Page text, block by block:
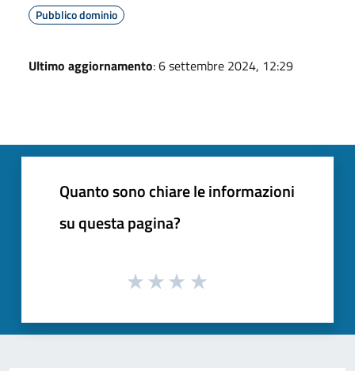
Pubblico dominio
Ultimo aggiornamento: 6 settembre 2024, 12:29
Quanto sono chiare le informazioni
su questa pagina?